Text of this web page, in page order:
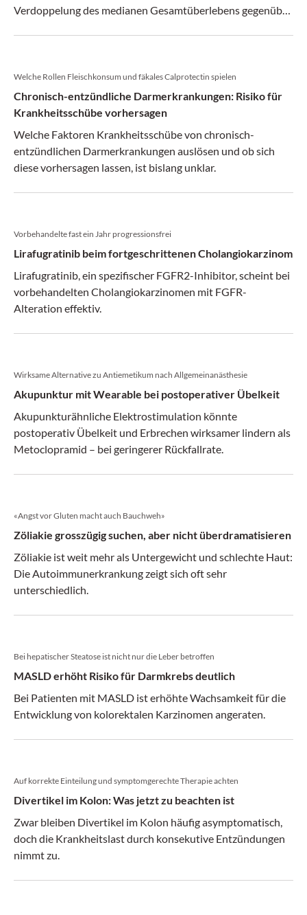
Verdoppelung des medianen Gesamtüberlebens gegenüber
Welche Rollen Fleischkonsum und fäkales Calprotectin spielen
Chronisch-entzündliche Darmerkrankungen: Risiko für
Krankheitsschübe vorhersagen
Welche Faktoren Krankheitsschübe von chronisch-
entzündlichen Darmerkrankungen auslösen und ob sich
diese vorhersagen lassen, ist bislang unklar.
Vorbehandelte fast ein Jahr progressionsfrei
Lirafugratinib beim fortgeschrittenen Cholangiokarzinom
Lirafugratinib, ein spezifischer FGFR2-Inhibitor, scheint bei
vorbehandelten Cholangiokarzinomen mit FGFR-
Alteration effektiv.
Wirksame Alternative zu Antiemetikum nach Allgemeinanästhesie
Akupunktur mit Wearable bei postoperativer Übelkeit
Akupunkturähnliche Elektrostimulation könnte
postoperativ Übelkeit und Erbrechen wirksamer lindern als
Metoclopramid – bei geringerer Rückfallrate.
«Angst vor Gluten macht auch Bauchweh»
Zöliakie grosszügig suchen, aber nicht überdramatisieren
Zöliakie ist weit mehr als Untergewicht und schlechte Haut:
Die Autoimmunerkrankung zeigt sich oft sehr
unterschiedlich.
Bei hepatischer Steatose ist nicht nur die Leber betroffen
MASLD erhöht Risiko für Darmkrebs deutlich
Bei Patienten mit MASLD ist erhöhte Wachsamkeit für die
Entwicklung von kolorektalen Karzinomen angeraten.
Auf korrekte Einteilung und symptomgerechte Therapie achten
Divertikel im Kolon: Was jetzt zu beachten ist
Zwar bleiben Divertikel im Kolon häufig asymptomatisch,
doch die Krankheitslast durch konsekutive Entzündungen
nimmt zu.